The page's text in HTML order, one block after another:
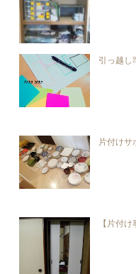
引っ越し
片付けサ
【片付